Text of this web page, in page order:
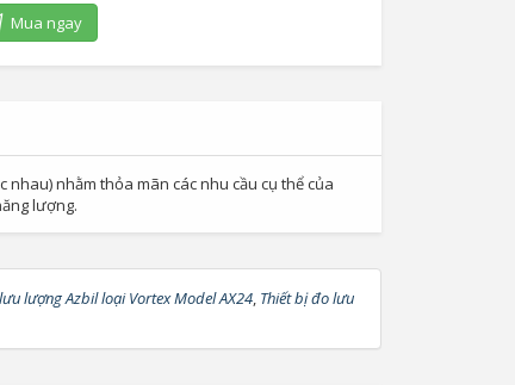
Mua ngay
nhằm thỏa mãn các nhu cầu cụ thể của
lượng.
lượng Azbil loại Vortex Model AX24, Thiết bị đo lưu